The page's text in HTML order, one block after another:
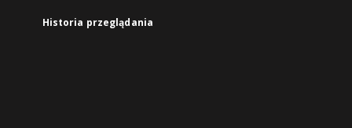
Historia przeglądania